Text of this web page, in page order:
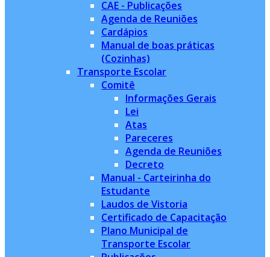
CAE - Publicações
Agenda de Reuniões
Cardápios
Manual de boas práticas
(Cozinhas)
Transporte Escolar
Comitê
Informações Gerais
Lei
Atas
Pareceres
Agenda de Reuniões
Decreto
Manual - Carteirinha do
Estudante
Laudos de Vistoria
Certificado de Capacitação
Plano Municipal de
Transporte Escolar